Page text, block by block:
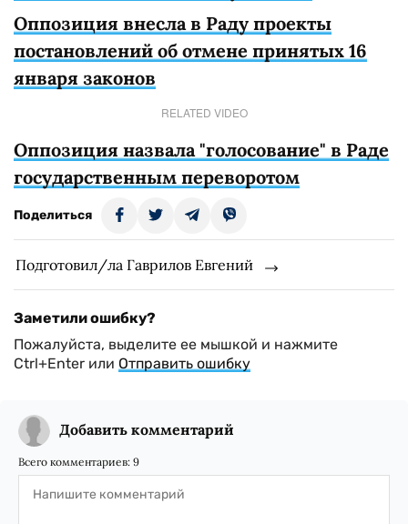
Оппозиция внесла в Раду проекты
постановлений об отмене принятых 16
января законов
RELATED VIDEO
Оппозиция назвала "голосование" в Раде
государственным переворотом
Поделиться
Подготовил/ла Гаврилов Евгений
Заметили ошибку?
Пожалуйста, выделите ее мышкой и нажмите
Ctrl+Enter или Отправить ошибку
Добавить комментарий
Всего комментариев: 9